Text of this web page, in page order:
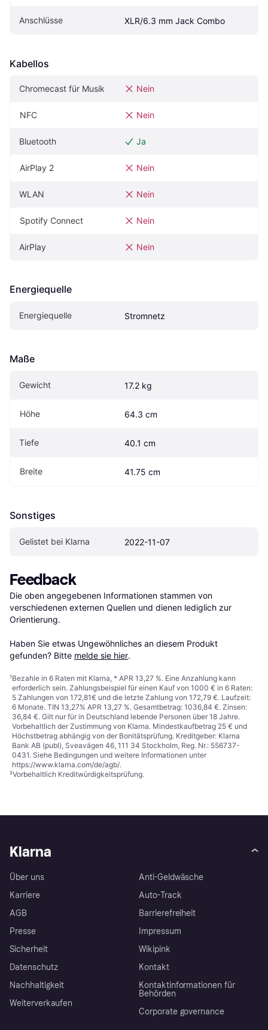
Anschlüsse XLR/6.3 mm Jack Combo
Kabellos
Chromecast für Musik Nein
NFC Nein
Bluetooth Ja
AirPlay 2 Nein
WLAN Nein
Spotify Connect Nein
AirPlay Nein
Energiequelle
Energiequelle Stromnetz
Maße
Gewicht 17.2 kg
Höhe 64.3 cm
Tiefe 40.1 cm
Breite 41.75 cm
Sonstiges
Gelistet bei Klarna 2022-11-07
Feedback
Die oben angegebenen Informationen stammen von
verschiedenen externen Quellen und dienen lediglich zur
Orientierung.
Haben Sie etwas Ungewöhnliches an diesem Produkt
gefunden? Bitte melde sie hier.
¹Bezahle in 6 Raten mit Klarna, * APR 13,27 %. Eine Anzahlung kann
erforderlich sein. Zahlungsbeispiel für einen Kauf von 1000 € in 6 Raten:
5 Zahlungen von 172,81€ und die letzte Zahlung von 172,79 €. Laufzeit:
6 Monate. TIN 13,27% APR 13,27 %. Gesamtbetrag: 1036,84 €. Zinsen:
36,84 €. Gilt nur für in Deutschland lebende Personen über 18 Jahre.
Vorbehaltlich der Zustimmung von Klarna. Mindestkaufbetrag 25 € und
Höchstbetrag abhängig von der Bonitätsprüfung. Kreditgeber: Klarna
Bank AB (publ), Sveavägen 46, 111 34 Stockholm, Reg. Nr.: 556737-
0431. Siehe Bedingungen und weitere Informationen unter
https://www.klarna.com/de/agb/.
²Vorbehaltlich Kreditwürdigkeitsprüfung.
Klarna
Über uns
Karriere
AGB
Presse
Sicherheit
Datenschutz
Nachhaltigkeit
Weiterverkaufen
Anti-Geldwäsche
Auto-Track
Barrierefreiheit
Impressum
Wikipink
Kontakt
Kontaktinformationen für
Behörden
Corporate governance